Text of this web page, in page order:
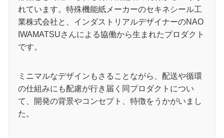
れています。特殊機能紙メーカーのセキネシール工
業株式会社と、インダストリアルデザイナーのNAO
IWAMATSUさんによる協働から生まれたプロダクト
です。
ミニマルなデザインもさることながら、配送や循環
の仕組みにも配慮が行き届く同プロダクトについ
て、開発の背景やコンセプト、特徴をうかがいまし
た。